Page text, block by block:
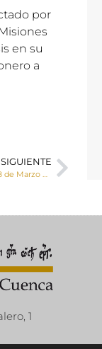
por
en su
a
SIGUIENTE
El mensaje semanal del Obispo de Cuenca. 8 de Marzo de 2019
1